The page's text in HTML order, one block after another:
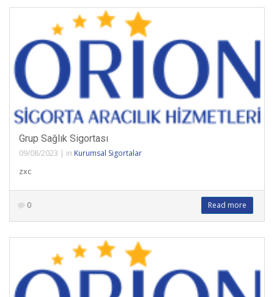
Grup Sağlık Sigortası
09/08/2023 | in Kurumsal Sigortalar
zxc
0 Read more